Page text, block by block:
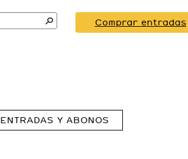
Comprar entradas
ENTRADAS Y ABONOS